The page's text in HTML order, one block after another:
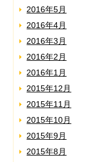
2016年5月
2016年4月
2016年3月
2016年2月
2016年1月
2015年12月
2015年11月
2015年10月
2015年9月
2015年8月